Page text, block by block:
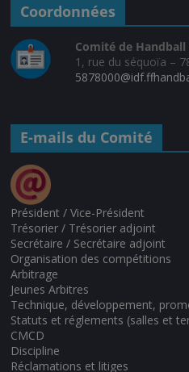
Coordonnées
Comité de Handball
1, rue du séquoïa –
E-mails du Comité
Président / Vice-Président
Trésorier / Trésorier adjoint
Secrétaire / Secrétaire adjoint
Organisation des compétitions
Arbitrage
Jeunes Arbitres
Technique, développement,
Statuts et réglements (salles et
CMCD
Discipline
Réclamations et litiges